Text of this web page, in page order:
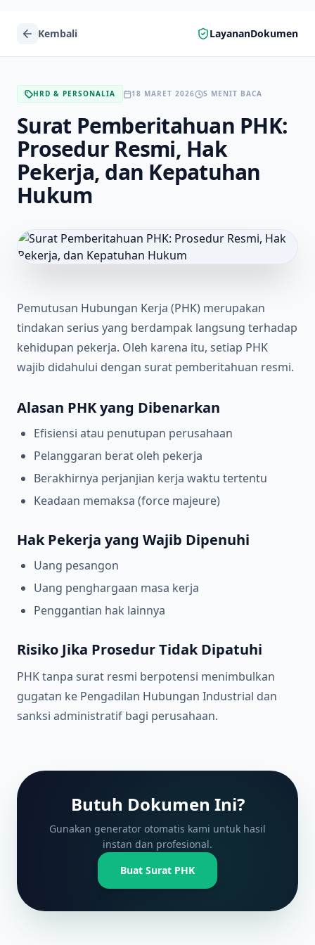
Kembali LayananDokumen
HRD & PERSONALIA 18 MARET 2026 5 MENIT BACA
Surat Pemberitahuan PHK:
Prosedur Resmi, Hak
Pekerja, dan Kepatuhan
Hukum
Pemutusan Hubungan Kerja (PHK) merupakan
tindakan serius yang berdampak langsung terhadap
kehidupan pekerja. Oleh karena itu, setiap PHK
wajib didahului dengan surat pemberitahuan resmi.
Alasan PHK yang Dibenarkan
Efisiensi atau penutupan perusahaan
Pelanggaran berat oleh pekerja
Berakhirnya perjanjian kerja waktu tertentu
Keadaan memaksa (force majeure)
Hak Pekerja yang Wajib Dipenuhi
Uang pesangon
Uang penghargaan masa kerja
Penggantian hak lainnya
Risiko Jika Prosedur Tidak Dipatuhi
PHK tanpa surat resmi berpotensi menimbulkan
gugatan ke Pengadilan Hubungan Industrial dan
sanksi administratif bagi perusahaan.
Butuh Dokumen Ini?
Gunakan generator otomatis kami untuk hasil
instan dan profesional.
Buat Surat PHK